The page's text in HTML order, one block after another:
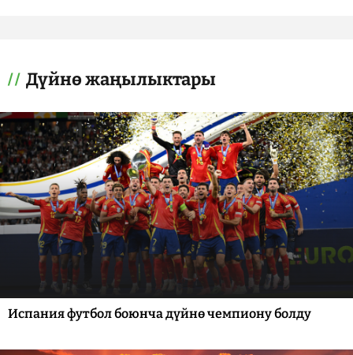
Дүйнө жаңылыктары
Испания футбол боюнча дүйнө чемпиону болду